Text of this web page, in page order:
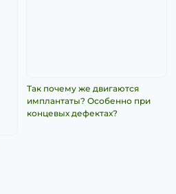
Так почему же двигаются
имплантаты? Особенно при
концевых дефектах?